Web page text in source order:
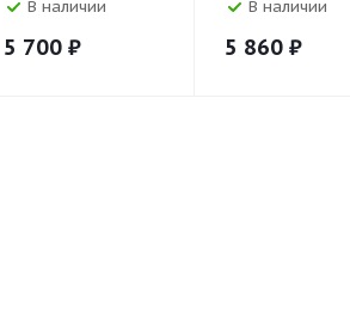
В наличии
5 700 ₽
В наличии
5 860 ₽